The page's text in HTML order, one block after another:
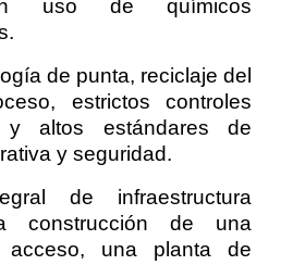
uso de químicos
de punta, reciclaje del
estrictos controles
y altos estándares de
y seguridad.
de infraestructura
construcción de una
acceso, una planta de